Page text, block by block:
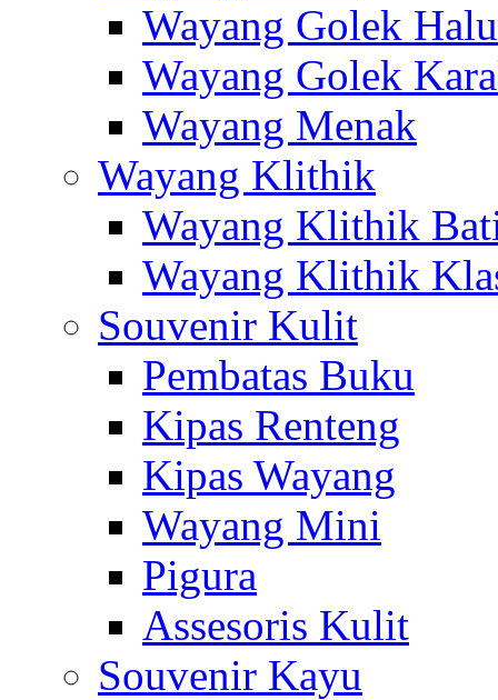
Wayang Golek
Wayang Golek
Wayang Menak
Wayang Klithik
Wayang Klithik
Wayang Klithik
Souvenir Kulit
Pembatas Buku
Kipas Renteng
Kipas Wayang
Wayang Mini
Pigura
Assesoris Kulit
Souvenir Kayu